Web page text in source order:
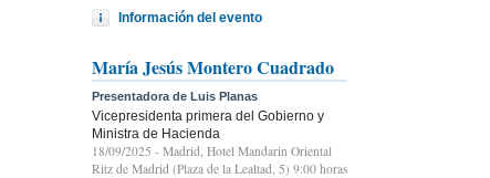
Información del evento
María Jesús Montero Cuadrado
Presentadora de Luis Planas
Vicepresidenta primera del Gobierno y
Ministra de Hacienda
18/09/2025 - Madrid, Hotel Mandarin Oriental
Ritz de Madrid (Plaza de la Lealtad, 5) 9:00 horas